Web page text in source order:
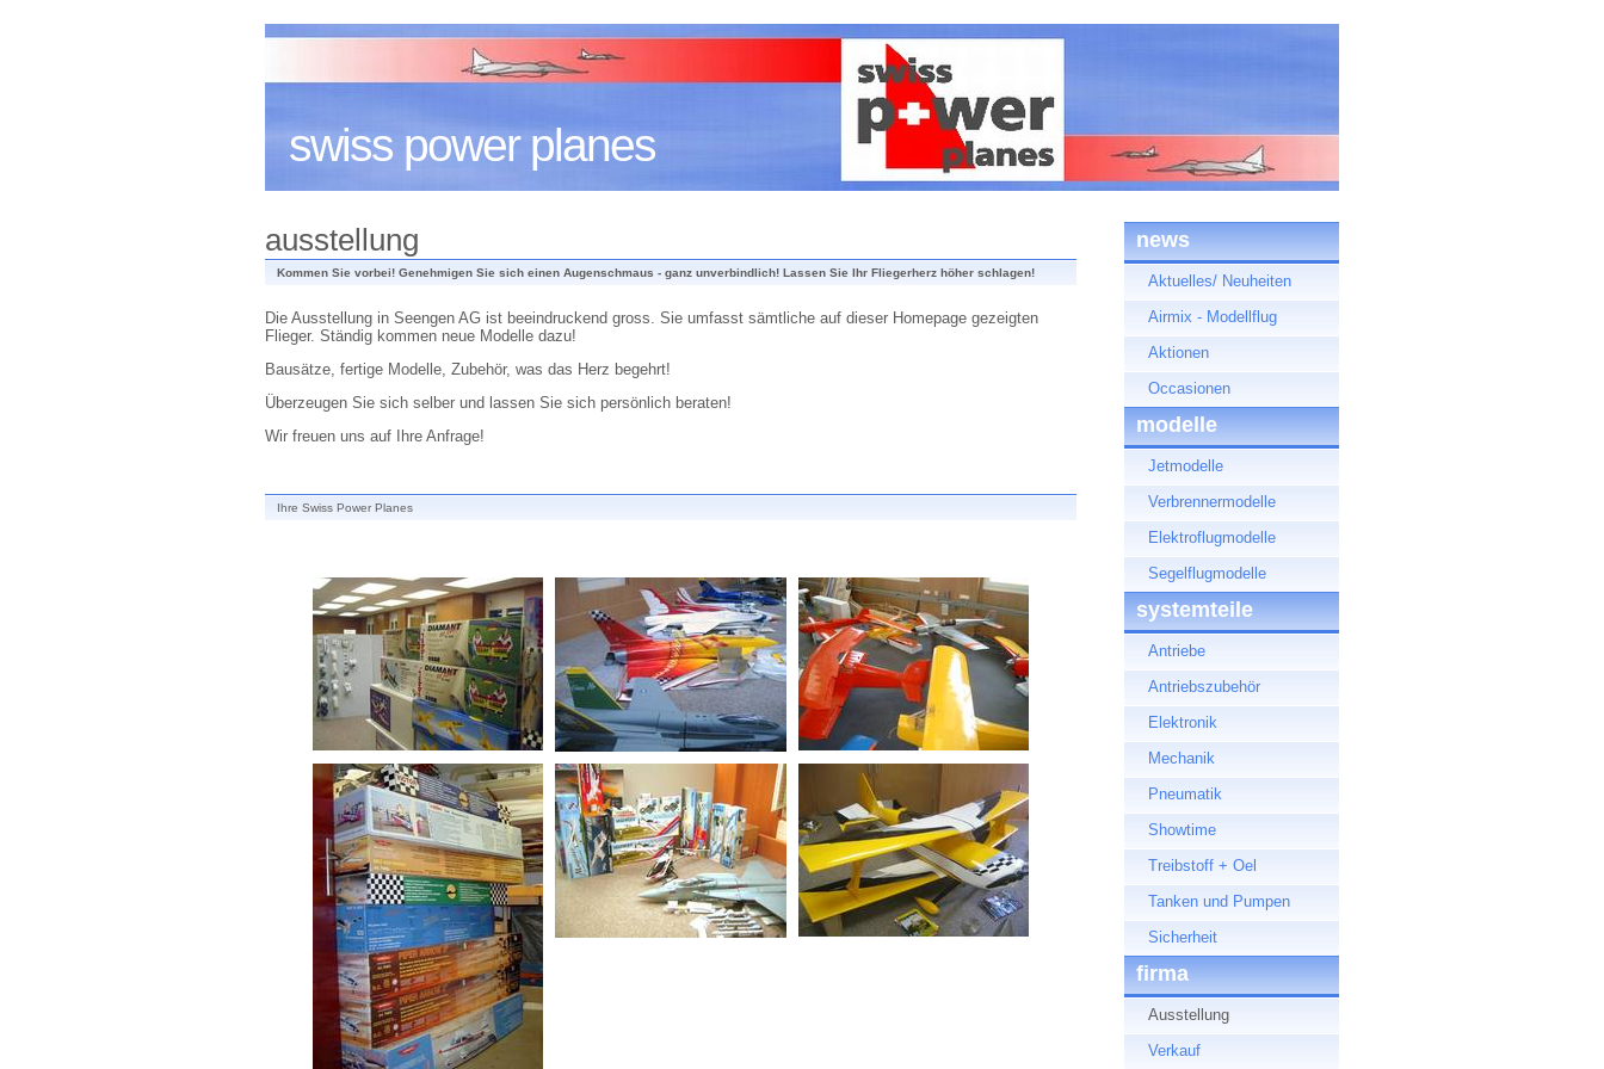
swiss power planes
ausstellung
Kommen Sie vorbei! Genehmigen Sie sich einen Augenschmaus - ganz unverbindlich! Lassen Sie Ihr Fliegerherz höher schlagen!
Die Ausstellung in Seengen AG ist beeindruckend gross. Sie umfasst sämtliche auf dieser Homepage gezeigten
Flieger. Ständig kommen neue Modelle dazu!
Bausätze, fertige Modelle, Zubehör, was das Herz begehrt!
Überzeugen Sie sich selber und lassen Sie sich persönlich beraten!
Wir freuen uns auf Ihre Anfrage!
Ihre Swiss Power Planes
news
Aktuelles/ Neuheiten
Airmix - Modellflug
Aktionen
Occasionen
modelle
Jetmodelle
Verbrennermodelle
Elektroflugmodelle
Segelflugmodelle
systemteile
Antriebe
Antriebszubehör
Elektronik
Mechanik
Pneumatik
Showtime
Treibstoff + Oel
Tanken und Pumpen
Sicherheit
firma
Ausstellung
Verkauf